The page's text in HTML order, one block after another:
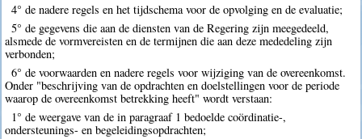
4° de nadere regels en het tijdschema voor de opvolging en de evaluatie;
5° de gegevens die aan de diensten van de Regering zijn meegedeeld,
alsmede de vormvereisten en de termijnen die aan deze mededeling zijn
verbonden;
6° de voorwaarden en nadere regels voor wijziging van de overeenkomst.
Onder "beschrijving van de opdrachten en doelstellingen voor de periode
waarop de overeenkomst betrekking heeft" wordt verstaan:
1° de weergave van de in paragraaf 1 bedoelde coördinatie-,
ondersteunings- en begeleidingsopdrachten;